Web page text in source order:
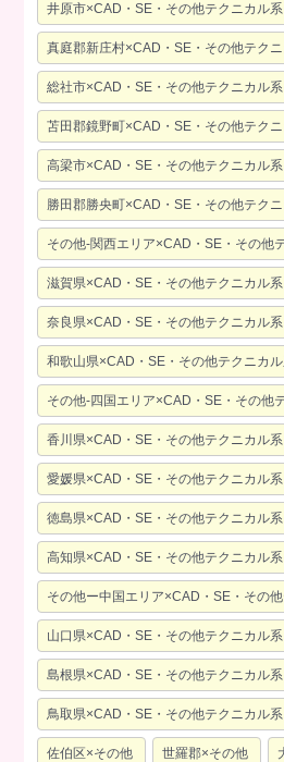
井原市×CAD・SE・その他テクニカル系
真庭郡新庄村×CAD・SE・その他テク
総社市×CAD・SE・その他テクニカル系
苫田郡鏡野町×CAD・SE・その他テク
高梁市×CAD・SE・その他テクニカル系
勝田郡勝央町×CAD・SE・その他テク
その他-関西エリア×CAD・SE・その他
滋賀県×CAD・SE・その他テクニカル系
奈良県×CAD・SE・その他テクニカル系
和歌山県×CAD・SE・その他テクニカ
その他-四国エリア×CAD・SE・その他
香川県×CAD・SE・その他テクニカル系
愛媛県×CAD・SE・その他テクニカル系
徳島県×CAD・SE・その他テクニカル系
高知県×CAD・SE・その他テクニカル系
その他ー中国エリア×CAD・SE・その
山口県×CAD・SE・その他テクニカル系
島根県×CAD・SE・その他テクニカル系
鳥取県×CAD・SE・その他テクニカル系
佐伯区×その他 世羅郡×その他